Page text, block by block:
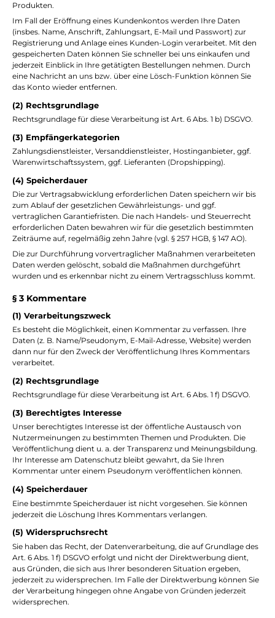
Produkten.
Im Fall der Eröffnung eines Kundenkontos werden Ihre Daten
(insbes. Name, Anschrift, Zahlungsart, E-Mail und Passwort) zur
Registrierung und Anlage eines Kunden-Login verarbeitet. Mit den
gespeicherten Daten können Sie schneller bei uns einkaufen und
jederzeit Einblick in Ihre getätigten Bestellungen nehmen. Durch
eine Nachricht an uns bzw. über eine Lösch-Funktion können Sie
das Konto wieder entfernen.
(2) Rechtsgrundlage
Rechtsgrundlage für diese Verarbeitung ist Art. 6 Abs. 1 b) DSGVO.
(3) Empfängerkategorien
Zahlungsdienstleister, Versanddienstleister, Hostinganbieter, ggf.
Warenwirtschaftssystem, ggf. Lieferanten (Dropshipping).
(4) Speicherdauer
Die zur Vertragsabwicklung erforderlichen Daten speichern wir bis
zum Ablauf der gesetzlichen Gewährleistungs- und ggf.
vertraglichen Garantiefristen. Die nach Handels- und Steuerrecht
erforderlichen Daten bewahren wir für die gesetzlich bestimmten
Zeiträume auf, regelmäßig zehn Jahre (vgl. § 257 HGB, § 147 AO).
Die zur Durchführung vorvertraglicher Maßnahmen verarbeiteten
Daten werden gelöscht, sobald die Maßnahmen durchgeführt
wurden und es erkennbar nicht zu einem Vertragsschluss kommt.
§ 3 Kommentare
(1) Verarbeitungszweck
Es besteht die Möglichkeit, einen Kommentar zu verfassen. Ihre
Daten (z. B. Name/Pseudonym, E-Mail-Adresse, Website) werden
dann nur für den Zweck der Veröffentlichung Ihres Kommentars
verarbeitet.
(2) Rechtsgrundlage
Rechtsgrundlage für diese Verarbeitung ist Art. 6 Abs. 1 f) DSGVO.
(3) Berechtigtes Interesse
Unser berechtigtes Interesse ist der öffentliche Austausch von
Nutzermeinungen zu bestimmten Themen und Produkten. Die
Veröffentlichung dient u. a. der Transparenz und Meinungsbildung.
Ihr Interesse am Datenschutz bleibt gewahrt, da Sie Ihren
Kommentar unter einem Pseudonym veröffentlichen können.
(4) Speicherdauer
Eine bestimmte Speicherdauer ist nicht vorgesehen. Sie können
jederzeit die Löschung Ihres Kommentars verlangen.
(5) Widerspruchsrecht
Sie haben das Recht, der Datenverarbeitung, die auf Grundlage des
Art. 6 Abs. 1 f) DSGVO erfolgt und nicht der Direktwerbung dient,
aus Gründen, die sich aus Ihrer besonderen Situation ergeben,
jederzeit zu widersprechen. Im Falle der Direktwerbung können Sie
der Verarbeitung hingegen ohne Angabe von Gründen jederzeit
widersprechen.